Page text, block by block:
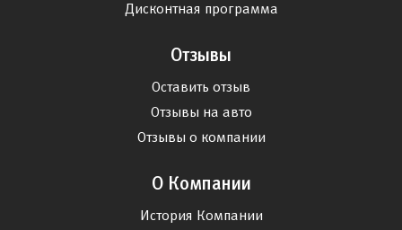
Дисконтная программа
Отзывы
Оставить отзыв
Отзывы на авто
Отзывы о компании
О Компании
История Компании